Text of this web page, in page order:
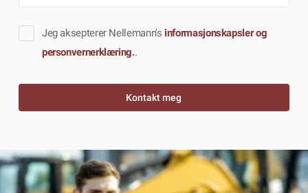
Jeg aksepterer Nellemann's informasjonskapsler og
personvernerklæring..